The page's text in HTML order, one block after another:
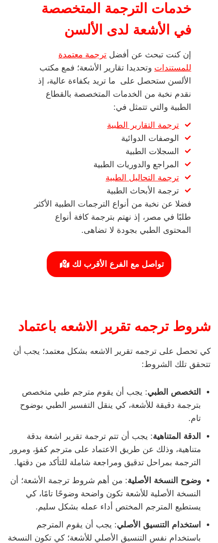
خدمات الترجمة المتخصصة
في الأشعة لدى الألسن
إن كنت تبحث عن أفضل ترجمة معتمدة
للمستندات وتحديدا تقارير الأشعة؛ فمع مكتب
الألسن ستحصل على ما تريد بكفاءة عالية، إذ
نقدم نخبة من الخدمات المتخصصة بالقطاع
الطبية والتي تتمثل في:
ترجمة التقارير الطبية
الوصفات الدوائية
السجلات الطبية
المراجع والدوريات الطبية
ترجمة التحاليل الطبية
ترجمة الأبحاث الطبية
فضلا عن نخبة من أنواع الترجمات الطبية الأكثر
طلبًا في مصر، إذ نهتم بترجمة كافة أنواع
المحتوى الطبي بجودة لا تضاهى.
تواصل مع الفرع الأقرب لك
شروط ترجمه تقرير الاشعه باعتماد
كي تحصل على ترجمه تقرير الاشعه بشكل معتمد؛ يجب أن
تتحقق تلك الشروط:
التخصص الطبي: يجب أن يقوم مترجم طبي متخصص
بترجمة دقيقة للأشعة، كي ينقل التفسير الطبي بوضوح
تام.
الدقة المتناهية: يجب أن تتم ترجمة تقرير اشعة بدقة
متناهية، وذلك عن طريق الاعتماد على مترجم كفؤ، ومرور
الترجمة بمراحل تدقيق ومراجعة شاملة للتأكد من دقتها.
وضوح النسخة الأصلية: من أهم شروط ترجمة الأشعة؛ أن
النسخة الأصلية للأشعة تكون واضحة وضوحًا تامًا، كي
يستطيع المترجم المختص أداء عمله بشكل سليم.
استخدام التنسيق الأصلي: يجب أن يقوم المترجم
باستخدام نفس التنسيق الأصلي للأشعة؛ كي تكون النسخة